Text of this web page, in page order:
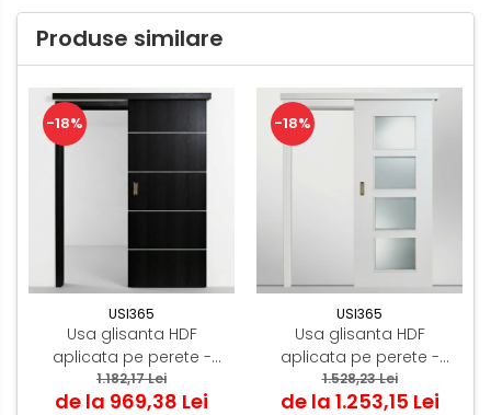
Produse similare
-18%
USI365
Usa glisanta HDF
aplicata pe perete -
Colectia ORIZONT 3.5
1.182,17 Lei
de la 969,38 Lei
-18%
USI365
Usa glisanta HDF
aplicata pe perete -
Colectia QUADRAT 4.1
1.528,23 Lei
de la 1.253,15 Lei